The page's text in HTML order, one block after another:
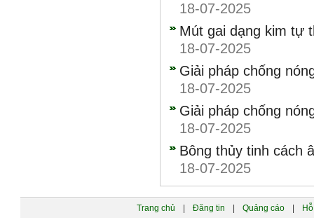
18-07-2025
Mút gai dạng kim tự
18-07-2025
Giải pháp chống
18-07-2025
Giải pháp chống
18-07-2025
Bông thủy tinh cách
18-07-2025
Trang chủ Đăng tin Quảng cáo